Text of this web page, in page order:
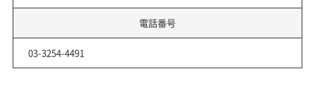
電話番号
03-3254-4491